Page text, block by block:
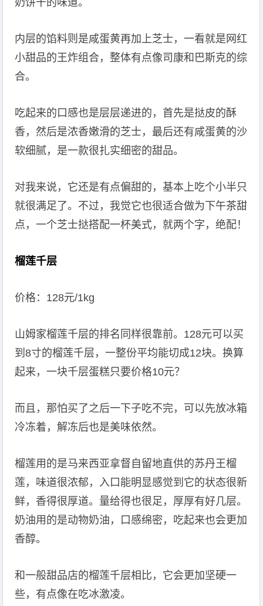
奶饼干的味道。
内层的馅料则是咸蛋黄再加上芝士，一看就是网红
小甜品的王炸组合，整体有点像司康和巴斯克的综
合。
吃起来的口感也是层层递进的，首先是挞皮的酥
香，然后是浓香嫩滑的芝士，最后还有咸蛋黄的沙
软细腻，是一款很扎实细密的甜品。
对我来说，它还是有点偏甜的，基本上吃个小半只
就很满足了。不过，我觉它也很适合做为下午茶甜
点，一个芝士挞搭配一杯美式，就两个字，绝配！
榴莲千层
价格：128元/1kg
山姆家榴莲千层的排名同样很靠前。128元可以买
到8寸的榴莲千层，一整份平均能切成12块。换算
起来，一块千层蛋糕只要价格10元？
而且，那怕买了之后一下子吃不完，可以先放冰箱
冷冻着，解冻后也是美味依然。
榴莲用的是马来西亚拿督自留地直供的苏丹王榴
莲，味道很浓郁，入口能明显感觉到它的状态很新
鲜，香得很厚道。量给得也很足，厚厚有好几层。
奶油用的是动物奶油，口感绵密，吃起来也会更加
香醇。
和一般甜品店的榴莲千层相比，它会更加坚硬一
些，有点像在吃冰激凌。